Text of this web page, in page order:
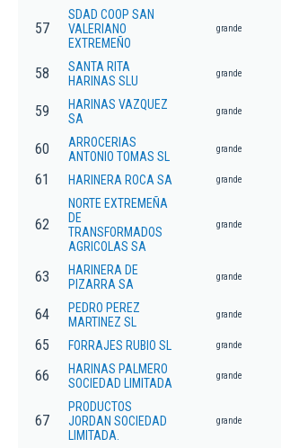
57
SDAD COOP SAN
VALERIANO
EXTREMEÑO
grande
58
SANTA RITA
HARINAS SLU
grande
59
HARINAS VAZQUEZ
SA
grande
60
ARROCERIAS
ANTONIO TOMAS SL
grande
61 HARINERA ROCA SA grande
62
NORTE EXTREMEÑA
DE
TRANSFORMADOS
AGRICOLAS SA
grande
63
HARINERA DE
PIZARRA SA
grande
64
PEDRO PEREZ
MARTINEZ SL
grande
65 FORRAJES RUBIO SL grande
66
HARINAS PALMERO
SOCIEDAD LIMITADA
grande
67
PRODUCTOS
JORDAN SOCIEDAD
LIMITADA.
grande